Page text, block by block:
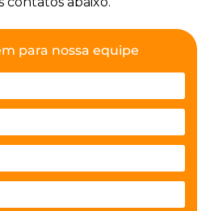
para nossa equipe